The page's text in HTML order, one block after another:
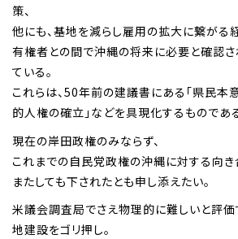
策、
他にも、基地を減らし雇用の拡大に繋がる
有権者との間で沖縄の将来に必要と確認
ている。
これらは、50年前の建議書にある「県民本
的人権の確立」などを具現化するものであ
現在の岸田政権のみならず、
これまでの自民党政権の沖縄に対する向き
またしても下されたとも申し添えたい。
米議会調査局でさえ物理的に難しいと評
地建設をゴリ押し。